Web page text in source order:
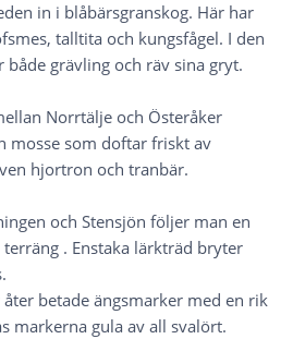
in i blåbärsgranskog. Här har
talltita och kungsfågel. I den
grävling och räv sina gryt.
Norrtälje och Österåker
mosse som doftar friskt av
hjortron och tranbär.
och Stensjön följer man en
. Enstaka lärkträd bryter
betade ängsmarker med en rik
markerna gula av all svalört.